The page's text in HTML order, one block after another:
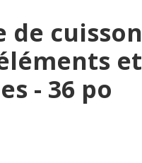
de cuisson
et
- 36 po